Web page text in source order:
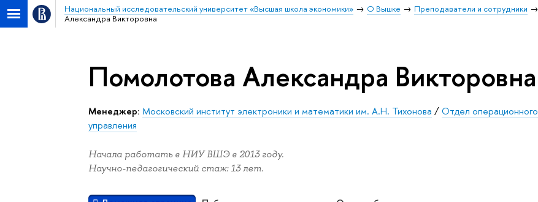
Национальный исследовательский университет «Высшая школа экономики» О Вышке Преподаватели и сотрудники
Александра Викторовна
Помолотова Александра Викторовна
Менеджер: Московский институт электроники и математики им. А.Н. Тихонова /Отдел операционного
управления
Начала работать в НИУ ВШЭ в 2013 году.
Научно-педагогический стаж: 13 лет.